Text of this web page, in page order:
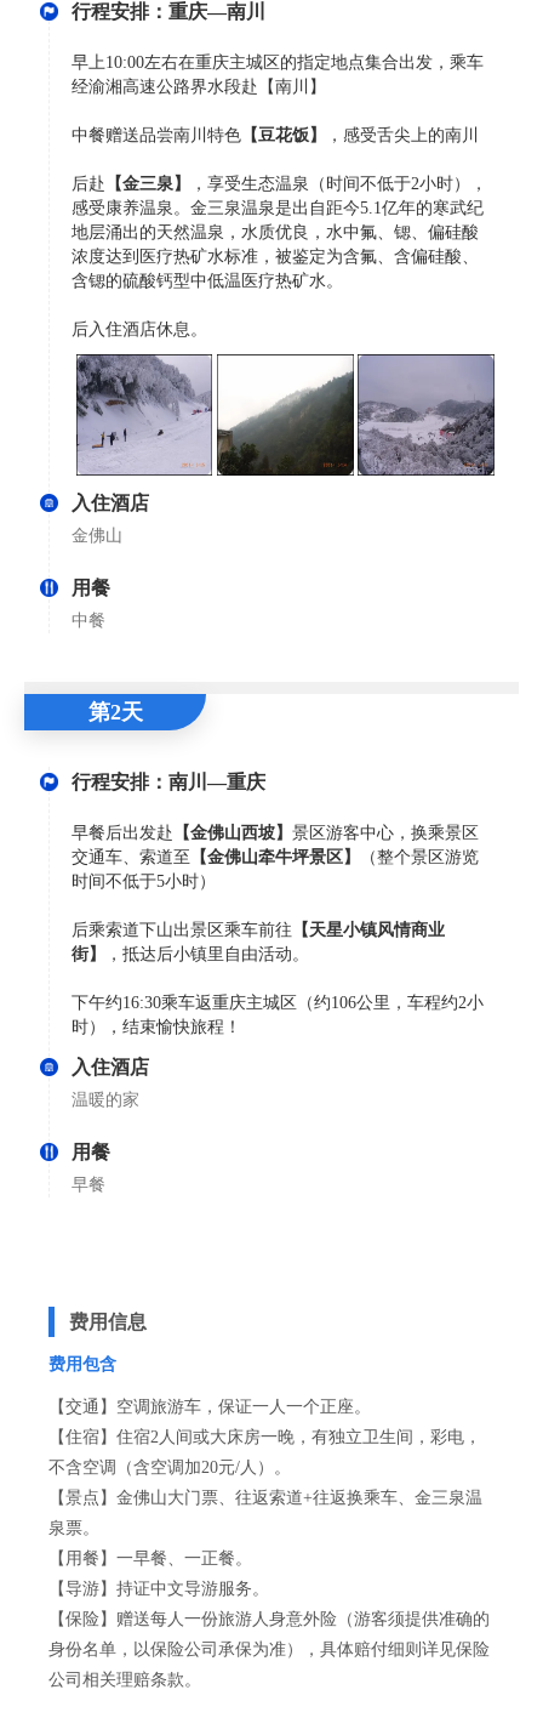
行程安排：重庆—南川
早上10:00左右在重庆主城区的指定地点集合出发，乘车
经渝湘高速公路界水段赴【南川】
中餐赠送品尝南川特色 【豆花饭】 ，感受舌尖上的南川
后赴 【金三泉】
，享受生态温泉（时间不低于2小时），
感受康养温泉。金三泉温泉是出自距今5.1亿年的寒武纪
地层涌出的天然温泉，水质优良，水中氟、锶、偏硅酸
浓度达到医疗热矿水标准，被鉴定为含氟、含偏硅酸、
含锶的硫酸钙型中低温医疗热矿水。
后入住酒店休息。
入住酒店
金佛山
用餐
中餐
第2天
行程安排：南川—重庆
早餐后出发赴 【金佛山西坡】 景区游客中心，换乘景区
交通车、索道至
【金佛山牵牛坪景区】
（整个景区游览
时间不低于5小时）
后乘索道下山出景区乘车前往 【天星小镇风情商业
街】
，抵达后小镇里自由活动。
下午约16:30乘车返重庆主城区（约106公里，车程约2小
时），结束愉快旅程！
入住酒店
温暖的家
用餐
早餐
费用信息
费用包含
【交通】空调旅游车，保证一人一个正座。
【住宿】住宿2人间或大床房一晚，有独立卫生间，彩电，
不含空调（含空调加20元/人）。
【景点】金佛山大门票、往返索道+往返换乘车、金三泉温
泉票。
【用餐】一早餐、一正餐。
【导游】持证中文导游服务。
【保险】赠送每人一份旅游人身意外险（游客须提供准确的
身份名单，以保险公司承保为准），具体赔付细则详见保险
公司相关理赔条款。